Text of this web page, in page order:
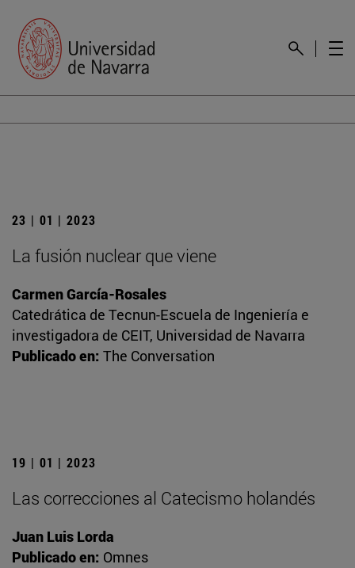
23 | 01 | 2023
La fusión nuclear que viene
Carmen García-Rosales
Catedrática de Tecnun-Escuela de Ingeniería e
investigadora de CEIT, Universidad de Navarra
Publicado en: The Conversation
19 | 01 | 2023
Las correcciones al Catecismo holandés
Juan Luis Lorda
Publicado en: Omnes